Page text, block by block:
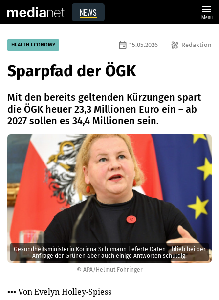
NEWS menu
Menü
© APA/Helmut Fohringer
Gesundheits­ministerin Korinna Schumann lieferte Daten – blieb bei der
Anfrage der Grünen aber auch einige Antworten schuldig.
HEALTH ECONOMY draw Redaktion
event 15.05.2026
Sparpfad der ÖGK
Mit den bereits geltenden Kürzungen spart
die ÖGK heuer 23,3 Millionen Euro ein – ab
2027 sollen es 34,4 Millionen sein.
••• Von Evelyn Holley-Spiess